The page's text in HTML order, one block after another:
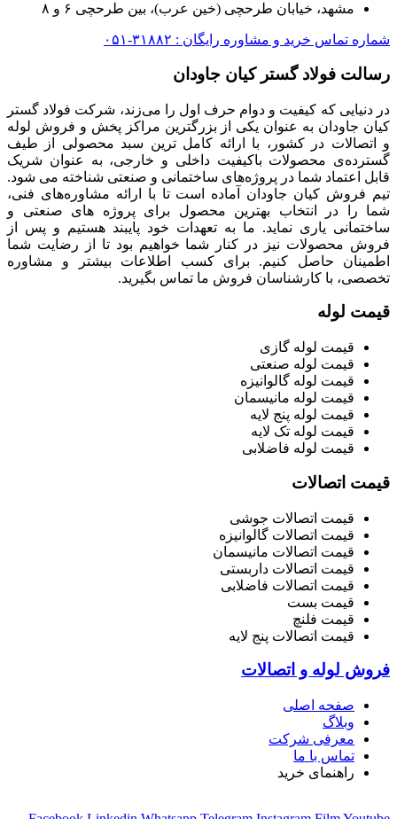
مشهد، خیابان طرحچی (خین عرب)، بین طرحچی ۶ و ۸
شماره تماس خرید و مشاوره رایگان : ۳۱۸۸۲-۰۵۱
رسالت فولاد گستر کیان جاودان
در دنیایی که کیفیت و دوام حرف اول را می‌زند، شرکت فولاد گستر
کیان جاودان به عنوان یکی از بزرگترین مراکز پخش و فروش لوله
و اتصالات در کشور، با ارائه کامل ترین سبد محصولی از طیف
گسترده‌‌ی محصولات باکیفیت داخلی و خارجی، به عنوان شریک
قابل اعتماد شما در پروژه‌های ساختمانی و صنعتی شناخته می شود.
تیم فروش کیان جاودان آماده است تا با ارائه مشاوره‌های فنی،
شما را در انتخاب بهترین محصول برای پروژه های صنعتی و
ساختمانی یاری نماید. ما به تعهدات خود پایبند هستیم و پس از
فروش محصولات نیز در کنار شما خواهیم بود تا از رضایت شما
اطمینان حاصل کنیم. برای کسب اطلاعات بیشتر و مشاوره
تخصصی، با کارشناسان فروش ما تماس بگیرید.
قیمت لوله
قیمت لوله گازی
قیمت لوله صنعتی
قیمت لوله گالوانیزه
قیمت لوله مانیسمان
قیمت لوله پنج لایه
قیمت لوله تک لایه
قیمت لوله فاضلابی
قیمت اتصالات
قیمت اتصالات جوشی
قیمت اتصالات گالوانیزه
قیمت اتصالات مانیسمان
قیمت اتصالات داربستی
قیمت اتصالات فاضلابی
قیمت بست
قیمت فلنچ
قیمت اتصالات پنج لایه
فروش لوله و اتصالات
صفحه اصلی
وبلاگ
معرفی شرکت
تماس با ما
راهنمای خرید